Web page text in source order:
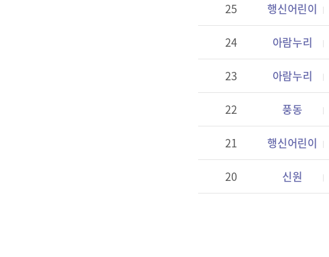
25 행신어린이
24 아람누리
23 아람누리
22 풍동
21 행신어린이
20 신원